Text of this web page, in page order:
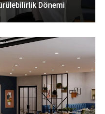
Dönemi